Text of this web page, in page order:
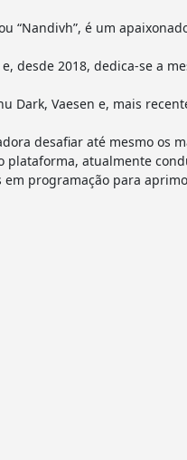
“Nandivh”, é um
desde 2018, dedica-se a
Dark, Vaesen e, mais
desafiar até mesmo os
atualmente
programação para